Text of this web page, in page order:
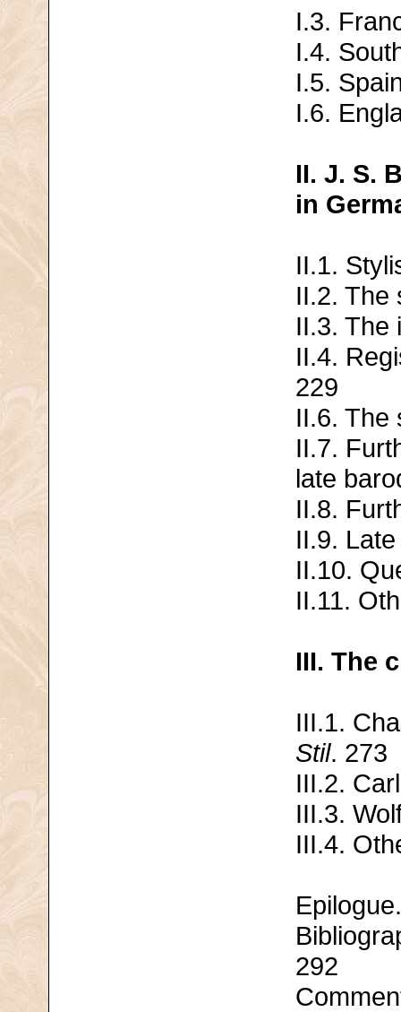
I.3.
I.4.
I.5.
I.6.
II. J. S.
in
II.1.
II.2. The
II.3. The
II.4.
229
II.6. The
II.7.
late
II.8.
II.9.
II.10.
II.11.
III. The
III.1.
Stil. 273
III.2.
III.3.
III.4.
292